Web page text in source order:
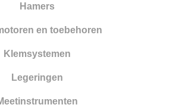
Hamers
en toebehoren
Klemsystemen
Legeringen